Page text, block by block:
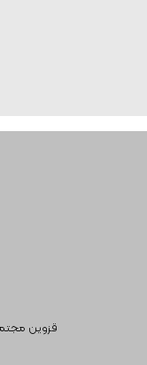
قزوین مجتمع